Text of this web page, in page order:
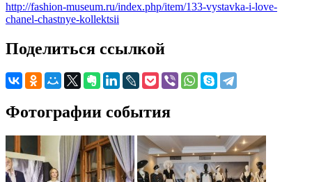
http://fashion-museum.ru/index.php/item/133-vystavka-i-love-
chanel-chastnye-kollektsii
Поделиться ссылкой
Фотографии события